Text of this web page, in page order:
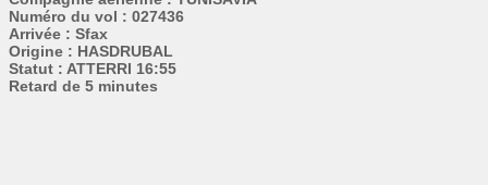
Numéro du vol : 027436
Arrivée : Sfax
Origine : HASDRUBAL
Statut : ATTERRI 16:55
Retard de 5 minutes